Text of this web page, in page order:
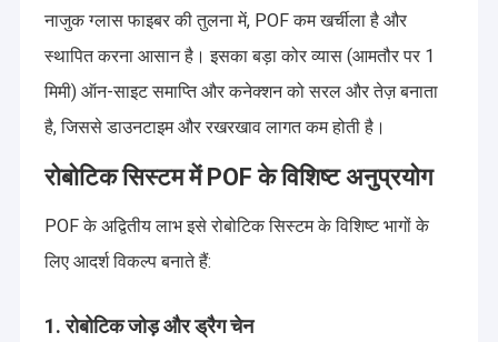
नाजुक ग्लास फाइबर की तुलना में, POF कम खर्चीला है और
स्थापित करना आसान है। इसका बड़ा कोर व्यास (आमतौर पर 1
मिमी) ऑन-साइट समाप्ति और कनेक्शन को सरल और तेज़ बनाता
है, जिससे डाउनटाइम और रखरखाव लागत कम होती है।
रोबोटिक सिस्टम में POF के विशिष्ट अनुप्रयोग
POF के अद्वितीय लाभ इसे रोबोटिक सिस्टम के विशिष्ट भागों के
लिए आदर्श विकल्प बनाते हैं:
1. रोबोटिक जोड़ और ड्रैग चेन